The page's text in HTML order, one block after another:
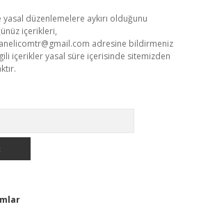
yasal düzenlemelere aykırı olduğunu
içerikleri,
adresine bildirmeniz
içerikler yasal süre içerisinde sitemizden